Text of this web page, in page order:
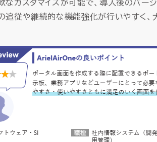
カスタマイズが可能で、導入後のバー
追従や継続的な機能強化が行いやすく